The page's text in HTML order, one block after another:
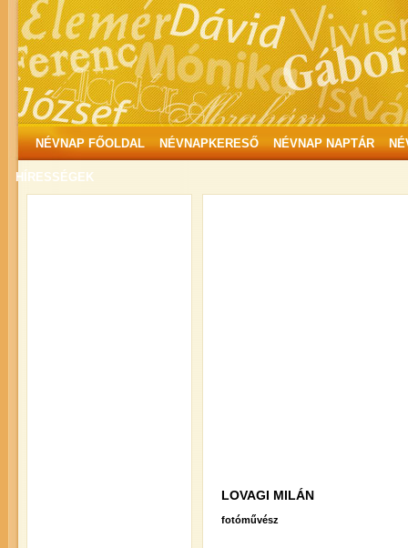
NÉVNAP FŐOLDAL NÉVNAPKERESŐ NÉVNAP NAPTÁR
HÍRESSÉGEK
LOVAGI MILÁN
fotóművész